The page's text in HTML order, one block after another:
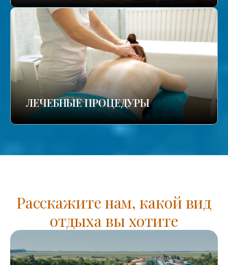
ЛЕЧЕБНЫЕ ПРОЦЕДУРЫ
Расскажите нам, какой вид
отдыха вы хотите